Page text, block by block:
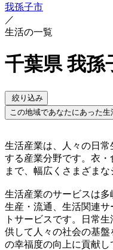
我孫子市
／
生活の一覧
千葉県 我孫
絞り込み
この地域であなたにあった
生活産業は、人々の日
する産業分野です。衣
まで、幅広くさまざまな
生活産業のサービスは
生産・流通、生活関連
トサービスです。日常
供して人々の社会の基
の幸福度の向上に貢献し